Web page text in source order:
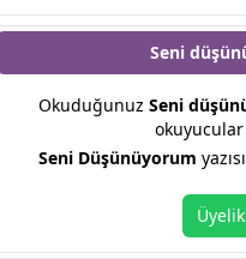
Seni
Okuduğunuz Seni
Seni Düşünüyorum